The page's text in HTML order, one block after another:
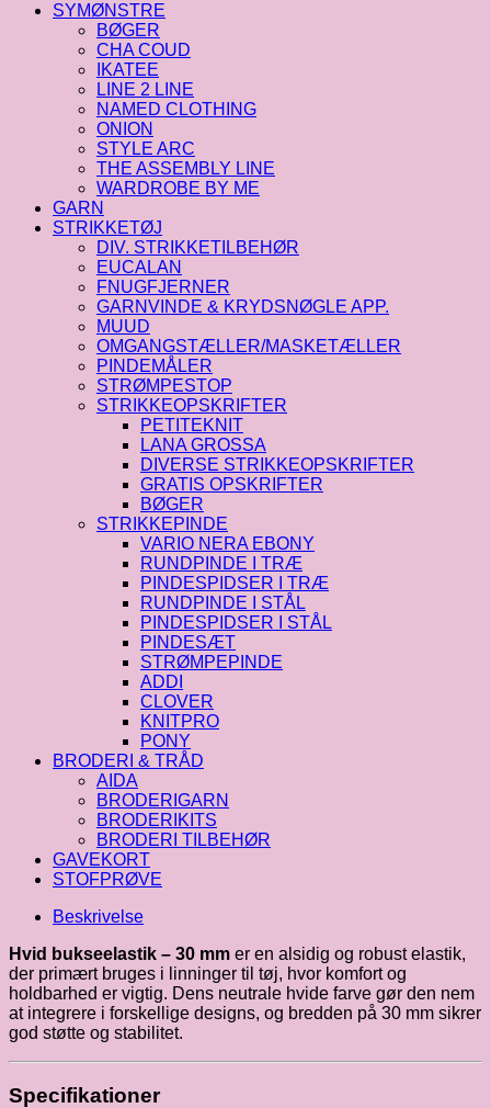
SYMØNSTRE
BØGER
CHA COUD
IKATEE
LINE 2 LINE
NAMED CLOTHING
ONION
STYLE ARC
THE ASSEMBLY LINE
WARDROBE BY ME
GARN
STRIKKETØJ
DIV. STRIKKETILBEHØR
EUCALAN
FNUGFJERNER
GARNVINDE & KRYDSNØGLE APP.
MUUD
OMGANGSTÆLLER/MASKETÆLLER
PINDEMÅLER
STRØMPESTOP
STRIKKEOPSKRIFTER
PETITEKNIT
LANA GROSSA
DIVERSE STRIKKEOPSKRIFTER
GRATIS OPSKRIFTER
BØGER
STRIKKEPINDE
VARIO NERA EBONY
RUNDPINDE I TRÆ
PINDESPIDSER I TRÆ
RUNDPINDE I STÅL
PINDESPIDSER I STÅL
PINDESÆT
STRØMPEPINDE
ADDI
CLOVER
KNITPRO
PONY
BRODERI & TRÅD
AIDA
BRODERIGARN
BRODERIKITS
BRODERI TILBEHØR
GAVEKORT
STOFPRØVE
Beskrivelse
Hvid bukseelastik – 30 mm er en alsidig og robust elastik,
der primært bruges i linninger til tøj, hvor komfort og
holdbarhed er vigtig. Dens neutrale hvide farve gør den nem
at integrere i forskellige designs, og bredden på 30 mm sikrer
god støtte og stabilitet.
Specifikationer